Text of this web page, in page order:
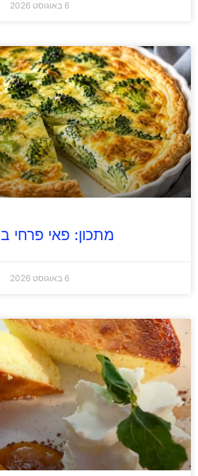
6 באוגוסט 2026
מתכון: פאי פרחי
6 באוגוסט 2026